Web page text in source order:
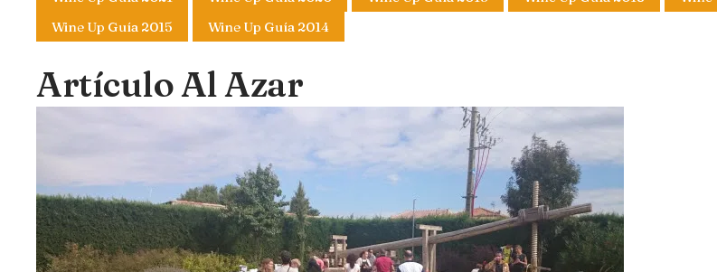
Wine Up Guía 2015
Wine Up Guía 2014
Artículo Al Azar